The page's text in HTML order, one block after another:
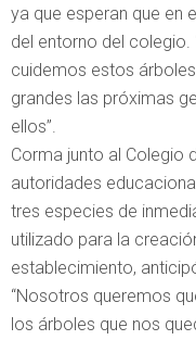
ya que esperan que en
del entorno del colegio.
cuidemos estos
grandes las próximas
ellos”.
Corma junto al Colegio
autoridades
tres especies de
utilizado para la
establecimiento,
“Nosotros queremos
los árboles que nos